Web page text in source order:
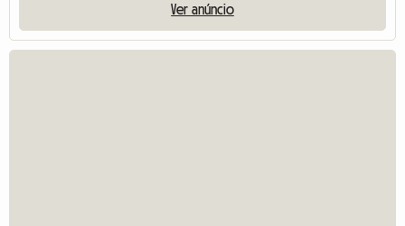
Ver anúncio